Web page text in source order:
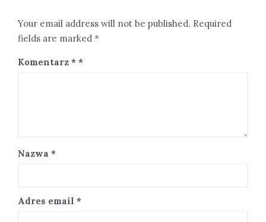
Your email address will not be published. Required
fields are marked *
Komentarz *
Nazwa *
Adres email *